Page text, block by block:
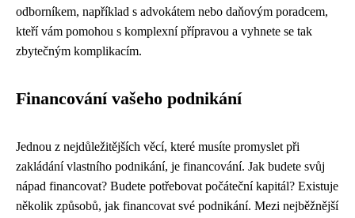
odborníkem, například s advokátem nebo daňovým poradcem,
kteří vám pomohou s komplexní přípravou a vyhnete se tak
zbytečným komplikacím.
Financování vašeho podnikání
Jednou z nejdůležitějších věcí, které musíte promyslet při
zakládání vlastního podnikání, je financování. Jak budete svůj
nápad financovat? Budete potřebovat počáteční kapitál? Existuje
několik způsobů, jak financovat své podnikání. Mezi nejběžnější